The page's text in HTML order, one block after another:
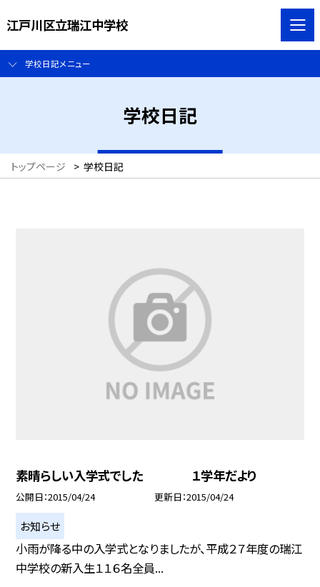
江戸川区立瑞江中学校
学校日記メニュー
学校日記
トップページ > 学校日記
素晴らしい入学式でした １学年だより
公開日 2015/04/24 更新日 2015/04/24
お知らせ
小雨が降る中の入学式となりましたが、平成２７年度の瑞江
中学校の新入生１１６名全員...